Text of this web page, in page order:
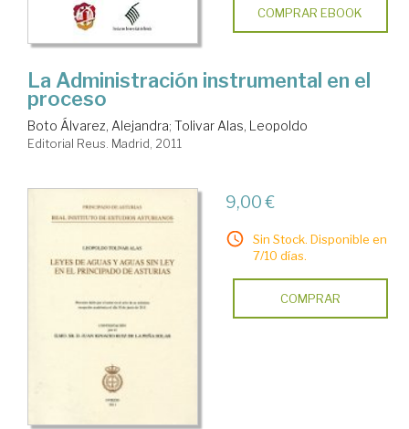
COMPRAR EBOOK
La Administración instrumental en el
proceso
Boto Álvarez, Alejandra; Tolivar Alas, Leopoldo
Editorial Reus. Madrid, 2011
9,00 €
Sin Stock. Disponible en
7/10 días.
COMPRAR